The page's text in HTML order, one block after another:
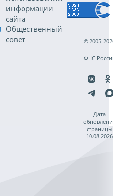
информации
сайта
Общественный
совет
© 2005-
ФНС
Дата
страницы
10.08.2026